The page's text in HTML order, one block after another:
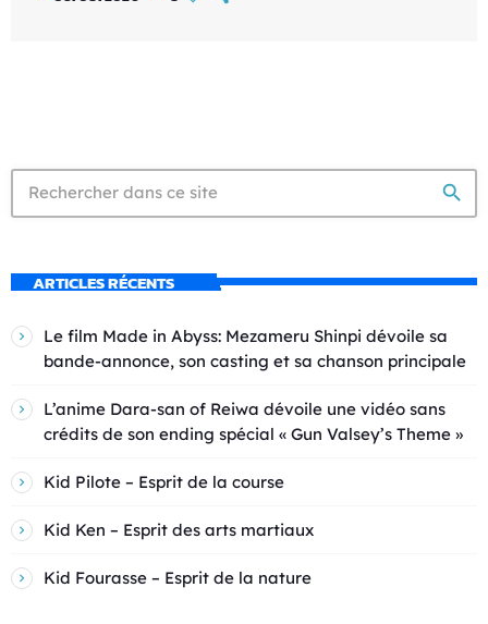
search
ARTICLES RÉCENTS
Le film Made in Abyss: Mezameru Shinpi dévoile sa
bande-annonce, son casting et sa chanson principale
L’anime Dara-san of Reiwa dévoile une vidéo sans
crédits de son ending spécial « Gun Valsey’s Theme »
Kid Pilote – Esprit de la course
Kid Ken – Esprit des arts martiaux
Kid Fourasse – Esprit de la nature